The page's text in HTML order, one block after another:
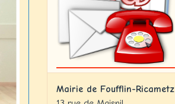
Mairie de Foufflin-Ricametz